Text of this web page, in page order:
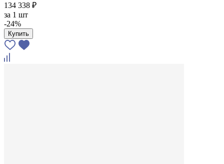
134 338 ₽
за 1 шт
-24%
Купить